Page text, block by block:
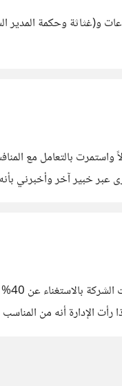
و(غثاثة وحكمة المدير
بالتعامل مع
خبير آخر وأخبرني
لطالما
الإدارة أنه من